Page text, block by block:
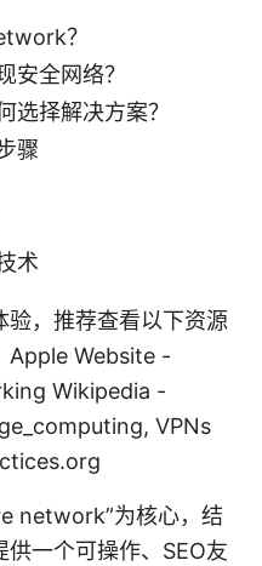
？
安全网络？
选择解决方案？
骤
术
验，推荐查看以下资源
Apple Website -
Wikipedia -
VPNs
network”为核心，结
一个可操作、SEO友